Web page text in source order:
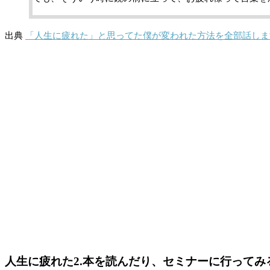
出典 「人生に疲れた」と思ってた僕が変われた方法を全部話し
人生に疲れた2.本を読んだり、セミナーに行ってみ